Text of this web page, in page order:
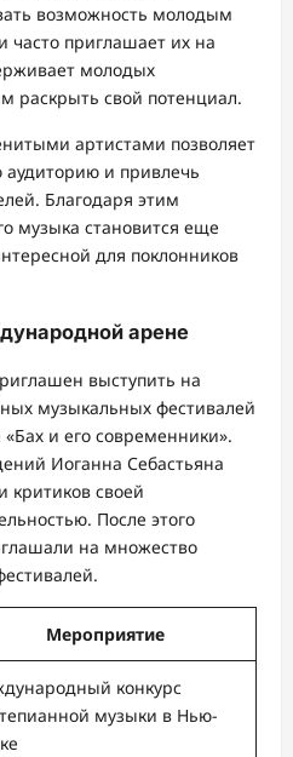
возможность молодым
часто приглашает их на
молодых
раскрыть свой потенциал.
артистами позволяет
и привлечь
Благодаря этим
музыка становится еще
для поклонников
арене
выступить на
музыкальных фестивалей
и его современники».
Иоганна Себастьяна
критиков своей
После этого
на множество
Мероприятие
конкурс
музыки в Нью-